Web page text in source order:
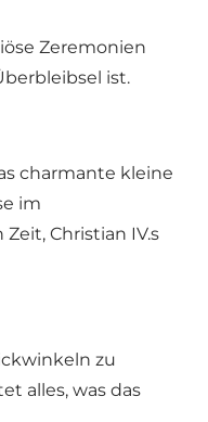
Zeremonien
ist.
charmante kleine
im
Christian IV.s
zu
alles, was das